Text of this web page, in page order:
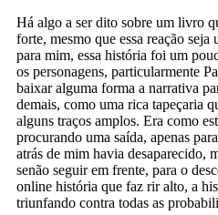
Há algo a ser dito sobre um livro
forte, mesmo que essa reação seja
para mim, essa história foi um
os personagens, particularmente
baixar alguma forma a narrativa
demais, como uma rica tapeçaria
alguns traços amplos. Era como
procurando uma saída, apenas
atrás de mim havia desaparecido,
senão seguir em frente, para o
online história que faz rir alto, a
triunfando contra todas as